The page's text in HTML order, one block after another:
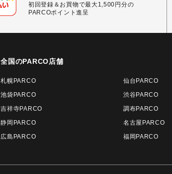
初回登録＆お買物で最大1,500円分の
PARCOポイント進呈
全国のPARCO店舗
札幌PARCO 仙台PARCO
池袋PARCO
渋谷PARCO
吉祥寺PARCO
調布PARCO
静岡PARCO
名古屋PARCO
広島PARCO
福岡PARCO